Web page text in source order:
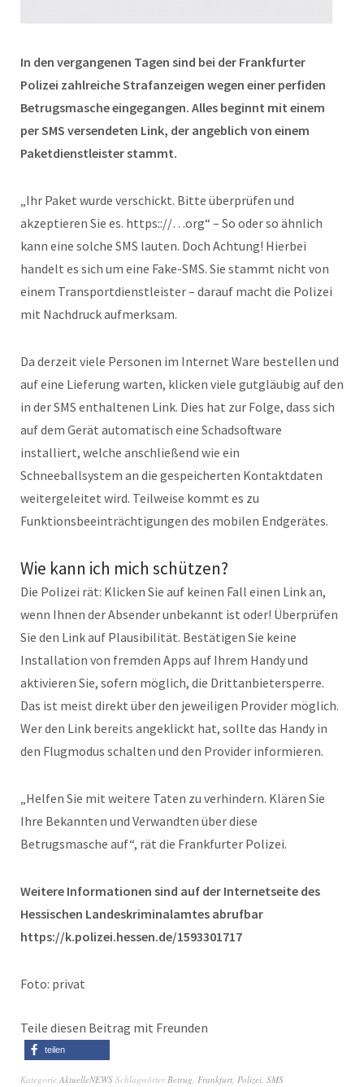
In den vergangenen Tagen sind bei der Frankfurter
Polizei zahlreiche Strafanzeigen wegen einer perfiden
Betrugsmasche eingegangen. Alles beginnt mit einem
per SMS versendeten Link, der angeblich von einem
Paketdienstleister stammt.
„Ihr Paket wurde verschickt. Bitte überprüfen und
akzeptieren Sie es. https:://…org“ – So oder so ähnlich
kann eine solche SMS lauten. Doch Achtung! Hierbei
handelt es sich um eine Fake-SMS. Sie stammt nicht von
einem Transportdienstleister – darauf macht die Polizei
mit Nachdruck aufmerksam.
Da derzeit viele Personen im Internet Ware bestellen und
auf eine Lieferung warten, klicken viele gutgläubig auf den
in der SMS enthaltenen Link. Dies hat zur Folge, dass sich
auf dem Gerät automatisch eine Schadsoftware
installiert, welche anschließend wie ein
Schneeballsystem an die gespeicherten Kontaktdaten
weitergeleitet wird. Teilweise kommt es zu
Funktionsbeeinträchtigungen des mobilen Endgerätes.
Wie kann ich mich schützen?
Die Polizei rät: Klicken Sie auf keinen Fall einen Link an,
wenn Ihnen der Absender unbekannt ist oder! Überprüfen
Sie den Link auf Plausibilität. Bestätigen Sie keine
Installation von fremden Apps auf Ihrem Handy und
aktivieren Sie, sofern möglich, die Drittanbietersperre.
Das ist meist direkt über den jeweiligen Provider möglich.
Wer den Link bereits angeklickt hat, sollte das Handy in
den Flugmodus schalten und den Provider informieren.
„Helfen Sie mit weitere Taten zu verhindern. Klären Sie
Ihre Bekannten und Verwandten über diese
Betrugsmasche auf“, rät die Frankfurter Polizei.
Weitere Informationen sind auf der Internetseite des
Hessischen Landeskriminalamtes abrufbar
https://k.polizei.hessen.de/1593301717
Foto: privat
Teile diesen Beitrag mit Freunden
teilen
Kategorie AktuelleNEWS SchlagwörterBetrug, Frankfurt, Polizei, SMS